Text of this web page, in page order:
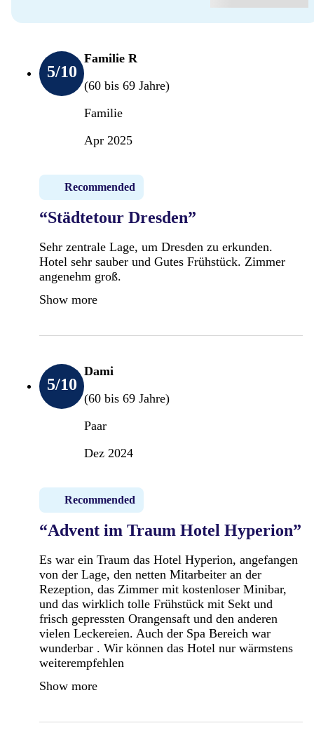
5/10
Familie R
(60 bis 69 Jahre)
Familie
Apr 2025
Recommended
“Städtetour Dresden”
Sehr zentrale Lage, um Dresden zu erkunden.
Hotel sehr sauber und Gutes Frühstück. Zimmer
angenehm groß.
Show more
5/10
Dami
(60 bis 69 Jahre)
Paar
Dez 2024
Recommended
“Advent im Traum Hotel Hyperion”
Es war ein Traum das Hotel Hyperion, angefangen
von der Lage, den netten Mitarbeiter an der
Rezeption, das Zimmer mit kostenloser Minibar,
und das wirklich tolle Frühstück mit Sekt und
frisch gepressten Orangensaft und den anderen
vielen Leckereien. Auch der Spa Bereich war
wunderbar . Wir können das Hotel nur wärmstens
weiterempfehlen
Show more